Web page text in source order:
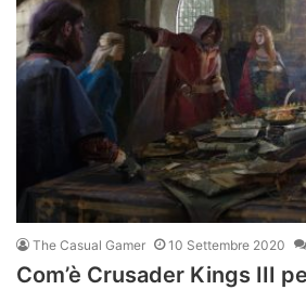
The Casual Gamer 10 Settembre 2020
Com’è Crusader Kings III